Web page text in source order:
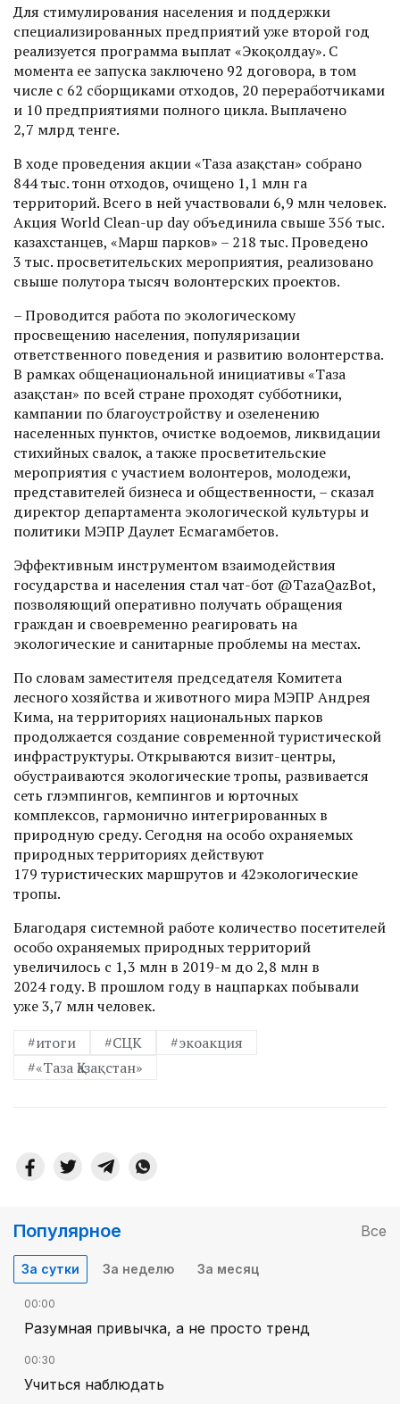
Для стимулирования населения и поддержки
специализированных предприя­тий уже второй год
реализуется программа выплат «Экоқолдау». С
момента ее запус­ка заключено 92 договора, в том
числе с 62 сборщиками отходов, 20 переработчиками
и 10 предприятиями полного цикла. Выплачено
2,7 млрд тенге.
В ходе проведения акции «Таза Қазақстан» собрано
844 тыс. тонн отходов, очищено 1,1 млн га
территорий. Всего в ней участвовали 6,9 млн человек.
Акция World Clean-up day объединила свыше 356 тыс.
казахстанцев, «Марш парков» – 218 тыс. Проведено
3 тыс. просветительских мероприятия, реализовано
свыше полутора тысяч волонтерских проектов.
– Проводится работа по экологическому
просвещению населения, популяризации
ответственного поведения и развитию волонтерства.
В рамках общенациональной инициативы «Таза
Қазақстан» по всей стране проходят субботники,
кампании по благоустройству и озеленению
населенных пунктов, очистке водоемов, ликвидации
стихийных свалок, а также просветительские
мероприятия с участием волонтеров, молодежи,
представителей бизнеса и общественности, – сказал
директор департамента экологической культуры и
политики МЭПР Даулет Есмагамбетов.
Эффективным инструментом взаимодействия
государства и населения стал чат-бот @TazaQazBot,
позволяющий оперативно получать обращения
граждан и своевременно реагировать на
экологические и санитарные проблемы на местах.
По словам заместителя председателя Комитета
лесного хозяйства и животного мира МЭПР Андрея
Кима, на территориях национальных парков
продолжается создание современной туристической
инфраструктуры. Открываются визит-цент­ры,
обустраиваются экологические тропы, развивается
сеть глэмпингов, кемпингов и юрточных
комплексов, гармонично интегрированных в
природную среду. Сегодня на особо охраняемых
природных территориях действуют
179 туристических маршрутов и 42экологические
тропы.
Благодаря системной работе количество посетителей
особо охраняемых природных территорий
увеличилось с 1,3 млн в 2019-м до 2,8 млн в
2024 году. В прошлом году в нацпарках побывали
уже 3,7 млн человек.
#итоги
#СЦК
#экоакция
#«Таза Қазақстан»
Популярное Все
За сутки За неделю За месяц
00:00
Разумная привычка, а не просто тренд
00:30
Учиться наблюдать